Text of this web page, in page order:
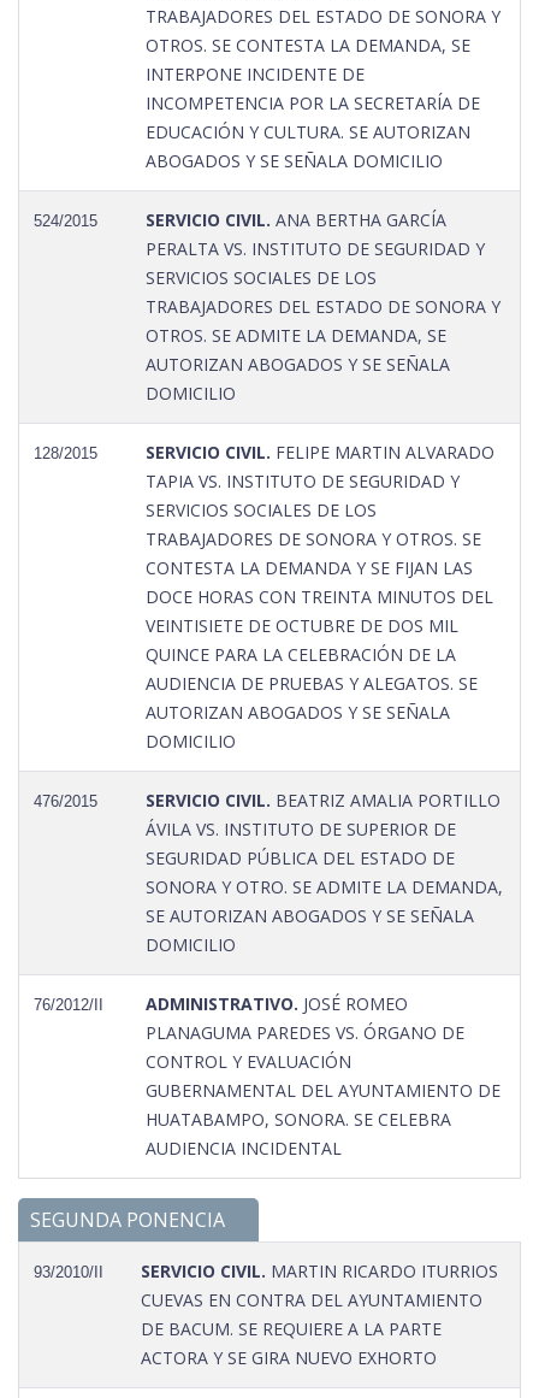
TRABAJADORES DEL ESTADO DE SONORA Y
OTROS. SE CONTESTA LA DEMANDA, SE
INTERPONE INCIDENTE DE
INCOMPETENCIA POR LA SECRETARÍA DE
EDUCACIÓN Y CULTURA. SE AUTORIZAN
ABOGADOS Y SE SEÑALA DOMICILIO
524/2015 SERVICIO CIVIL. ANA BERTHA GARCÍA
PERALTA VS. INSTITUTO DE SEGURIDAD Y
SERVICIOS SOCIALES DE LOS
TRABAJADORES DEL ESTADO DE SONORA Y
OTROS. SE ADMITE LA DEMANDA, SE
AUTORIZAN ABOGADOS Y SE SEÑALA
DOMICILIO
128/2015 SERVICIO CIVIL. FELIPE MARTIN ALVARADO
TAPIA VS. INSTITUTO DE SEGURIDAD Y
SERVICIOS SOCIALES DE LOS
TRABAJADORES DE SONORA Y OTROS. SE
CONTESTA LA DEMANDA Y SE FIJAN LAS
DOCE HORAS CON TREINTA MINUTOS DEL
VEINTISIETE DE OCTUBRE DE DOS MIL
QUINCE PARA LA CELEBRACIÓN DE LA
AUDIENCIA DE PRUEBAS Y ALEGATOS. SE
AUTORIZAN ABOGADOS Y SE SEÑALA
DOMICILIO
476/2015 SERVICIO CIVIL. BEATRIZ AMALIA PORTILLO
ÁVILA VS. INSTITUTO DE SUPERIOR DE
SEGURIDAD PÚBLICA DEL ESTADO DE
SONORA Y OTRO. SE ADMITE LA DEMANDA,
SE AUTORIZAN ABOGADOS Y SE SEÑALA
DOMICILIO
76/2012/II ADMINISTRATIVO. JOSÉ ROMEO
PLANAGUMA PAREDES VS. ÓRGANO DE
CONTROL Y EVALUACIÓN
GUBERNAMENTAL DEL AYUNTAMIENTO DE
HUATABAMPO, SONORA. SE CELEBRA
AUDIENCIA INCIDENTAL
SEGUNDA PONENCIA
93/2010/II SERVICIO CIVIL. MARTIN RICARDO ITURRIOS
CUEVAS EN CONTRA DEL AYUNTAMIENTO
DE BACUM. SE REQUIERE A LA PARTE
ACTORA Y SE GIRA NUEVO EXHORTO